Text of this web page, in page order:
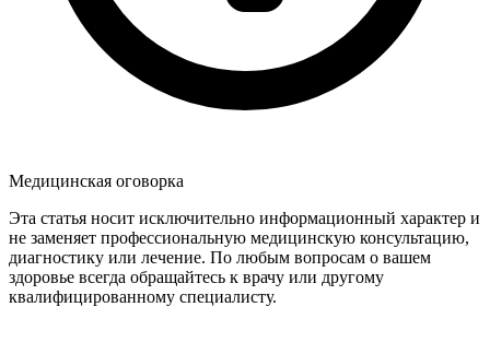
Медицинская оговорка
Эта статья носит исключительно информационный характер и
не заменяет профессиональную медицинскую консультацию,
диагностику или лечение. По любым вопросам о вашем
здоровье всегда обращайтесь к врачу или другому
квалифицированному специалисту.